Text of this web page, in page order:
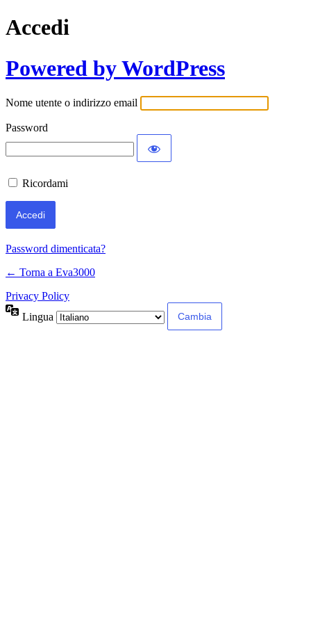
Accedi
Powered by WordPress
Nome utente o indirizzo email
Password
Ricordami
Password dimenticata?
← Torna a Eva3000
Privacy Policy
Lingua